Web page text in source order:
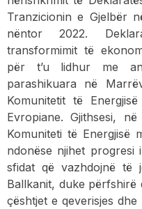
Tranzicionin e Gjelbër
nëntor 2022.
transformimit të
për t’u lidhur me
parashikuara në
Komunitetit të
Evropiane. Gjithsesi,
Komuniteti të Energjisë
ndonëse njihet
sfidat që vazhdojnë të
Ballkanit, duke përfshirë
çështjet e qeverisjes